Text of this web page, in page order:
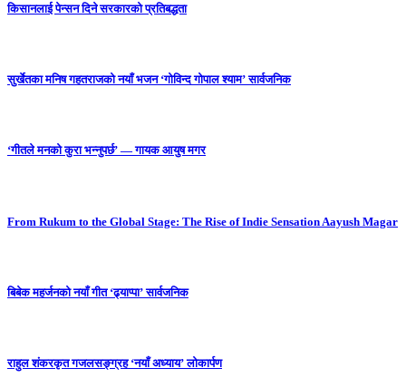
किसानलाई पेन्सन दिने सरकारको प्रतिबद्धता
सुर्खेतका मनिष गहतराजको नयाँ भजन ‘गोविन्द गोपाल श्याम’ सार्वजनिक
‘गीतले मनको कुरा भन्नुपर्छ’ — गायक आयुष मगर
From Rukum to the Global Stage: The Rise of Indie Sensation Aayush Magar
बिबेक महर्जनको नयाँ गीत ‘ढ्याप्पा’ सार्वजनिक
राहुल शंकरकृत गजलसङ्ग्रह ‘नयाँ अध्याय’ लोकार्पण